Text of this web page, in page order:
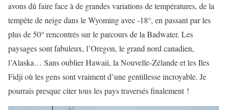
avons dû faire face à de grandes variations de températures, de la
tempête de neige dans le Wyoming avec -18°, en passant par les
plus de 50° rencontrés sur le parcours de la Badwater. Les
paysages sont fabuleux, l’Oregon, le grand nord canadien,
l’Alaska… Sans oublier Hawaii, la Nouvelle-Zélande et les Iles
Fidji où les gens sont vraiment d’une gentillesse incroyable. Je
pourrais presque citer tous les pays traversés finalement !